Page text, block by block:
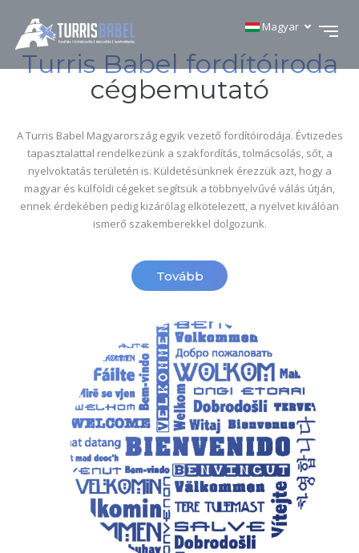
Magyar
Turris Babel fordítóiroda
cégbemutató
A Turris Babel Magyarország egyik vezető fordítóirodája. Évtizedes
tapasztalattal rendelkezünk a szakfordítás, tolmácsolás, sőt, a
nyelvoktatás területén is. Küldetésünknek érezzük azt, hogy a
magyar és külföldi cégeket segítsük a többnyelvűvé válás útján,
ennek érdekében pedig kizárólag elkötelezett, a nyelvet kiválóan
ismerő szakemberekkel dolgozunk.
Tovább